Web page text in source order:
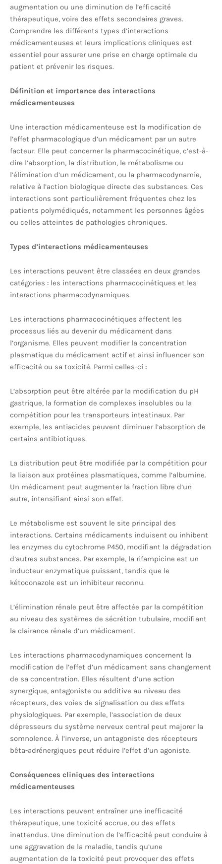
augmentation ou une diminution de l’efficacité
thérapeutique, voire des effets secondaires graves.
Comprendre les différents types d’interactions
médicamenteuses et leurs implications cliniques est
essentiel pour assurer une prise en charge optimale du
patient et prévenir les risques.
Définition et importance des interactions
médicamenteuses
Une interaction médicamenteuse est la modification de
l’effet pharmacologique d’un médicament par un autre
facteur. Elle peut concerner la pharmacocinétique, c’est-à-
dire l’absorption, la distribution, le métabolisme ou
l’élimination d’un médicament, ou la pharmacodynamie,
relative à l’action biologique directe des substances. Ces
interactions sont particulièrement fréquentes chez les
patients polymédiqués, notamment les personnes âgées
ou celles atteintes de pathologies chroniques.
Types d’interactions médicamenteuses
Les interactions peuvent être classées en deux grandes
catégories : les interactions pharmacocinétiques et les
interactions pharmacodynamiques.
Les interactions pharmacocinétiques affectent les
processus liés au devenir du médicament dans
l’organisme. Elles peuvent modifier la concentration
plasmatique du médicament actif et ainsi influencer son
efficacité ou sa toxicité. Parmi celles-ci :
L’absorption peut être altérée par la modification du pH
gastrique, la formation de complexes insolubles ou la
compétition pour les transporteurs intestinaux. Par
exemple, les antiacides peuvent diminuer l’absorption de
certains antibiotiques.
La distribution peut être modifiée par la compétition pour
la liaison aux protéines plasmatiques, comme l’albumine.
Un médicament peut augmenter la fraction libre d’un
autre, intensifiant ainsi son effet.
Le métabolisme est souvent le site principal des
interactions. Certains médicaments induisent ou inhibent
les enzymes du cytochrome P450, modifiant la dégradation
d’autres substances. Par exemple, la rifampicine est un
inducteur enzymatique puissant, tandis que le
kétoconazole est un inhibiteur reconnu.
L’élimination rénale peut être affectée par la compétition
au niveau des systèmes de sécrétion tubulaire, modifiant
la clairance rénale d’un médicament.
Les interactions pharmacodynamiques concernent la
modification de l’effet d’un médicament sans changement
de sa concentration. Elles résultent d’une action
synergique, antagoniste ou additive au niveau des
récepteurs, des voies de signalisation ou des effets
physiologiques. Par exemple, l’association de deux
dépresseurs du système nerveux central peut majorer la
somnolence. À l’inverse, un antagoniste des récepteurs
bêta-adrénergiques peut réduire l’effet d’un agoniste.
Conséquences cliniques des interactions
médicamenteuses
Les interactions peuvent entraîner une inefficacité
thérapeutique, une toxicité accrue, ou des effets
inattendus. Une diminution de l’efficacité peut conduire à
une aggravation de la maladie, tandis qu’une
augmentation de la toxicité peut provoquer des effets